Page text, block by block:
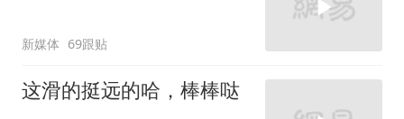
新媒体 69跟贴
这滑的挺远的哈，棒棒哒